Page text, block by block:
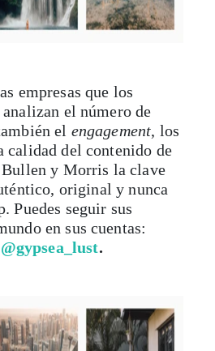
empresas que los
el número de
el engagement, los
calidad del contenido de
Bullen y Morris la clave
original y nunca
Puedes seguir sus
en sus cuentas:
@gypsea_lust.